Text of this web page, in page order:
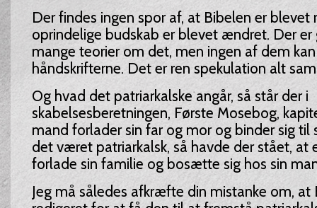
Der findes ingen spor af, at Bibelen er blevet
oprindelige budskab er blevet ændret. Der er
mange teorier om det, men ingen af dem
håndskrifterne. Det er ren spekulation alt
Og hvad det patriarkalske angår, så står der i
skabelsesberetningen, Første Mosebog,
mand forlader sin far og mor og binder sig til
det været patriarkalsk, så havde der stået, at
forlade sin familie og bosætte sig hos sin
Jeg må således afkræfte din mistanke om, at